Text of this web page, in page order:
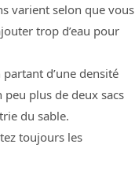
varient selon que vous
trop d’eau pour
d’une densité
plus de deux sacs
du sable.
toujours les